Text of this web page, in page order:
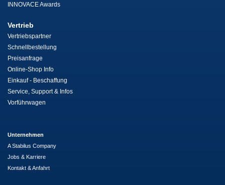
INNOVACE Awards
Vertrieb
Vertriebspartner
Schnellbestellung
Preisanfrage
Online-Shop Info
Einkauf - Beschaffung
Service, Support & Infos
Vorführwagen
Unternehmen
A Stabilus Company
Jobs & Karriere
Kontakt & Anfahrt